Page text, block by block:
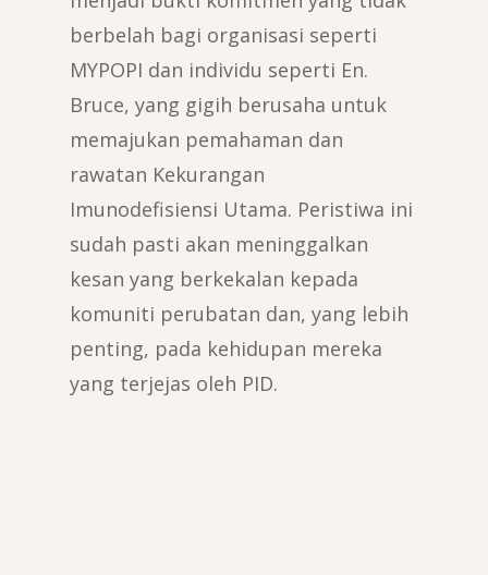
berbelah bagi organisasi seperti
MYPOPI dan individu seperti En.
Bruce, yang gigih berusaha untuk
memajukan pemahaman dan
rawatan Kekurangan
Imunodefisiensi Utama. Peristiwa ini
sudah pasti akan meninggalkan
kesan yang berkekalan kepada
komuniti perubatan dan, yang lebih
penting, pada kehidupan mereka
yang terjejas oleh PID.